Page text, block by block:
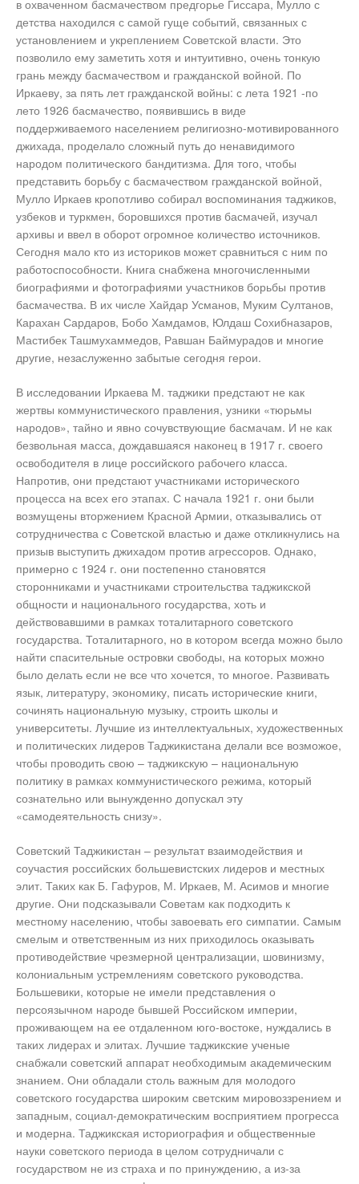
в охваченном басмачеством предгорье Гиссара, Мулло с
детства находился с самой гуще событий, связанных с
установлением и укреплением Советской власти. Это
позволило ему заметить хотя и интуитивно, очень тонкую
грань между басмачеством и гражданской войной. По
Иркаеву, за пять лет гражданской войны: с лета 1921 -по
лето 1926 басмачество, появившись в виде
поддерживаемого населением религиозно-мотивированного
джихада, проделало сложный путь до ненавидимого
народом политического бандитизма. Для того, чтобы
представить борьбу с басмачеством гражданской войной,
Мулло Иркаев кропотливо собирал воспоминания таджиков,
узбеков и туркмен, боровшихся против басмачей, изучал
архивы и ввел в оборот огромное количество источников.
Сегодня мало кто из историков может сравниться с ним по
работоспособности. Книга снабжена многочисленными
биографиями и фотографиями участников борьбы против
басмачества. В их числе Хайдар Усманов, Муким Султанов,
Карахан Сардаров, Бобо Хамдамов, Юлдаш Сохибназаров,
Мастибек Ташмухаммедов, Равшан Баймурадов и многие
другие, незаслуженно забытые сегодня герои.
В исследовании Иркаева М. таджики предстают не как
жертвы коммунистического правления, узники «тюрьмы
народов», тайно и явно сочувствующие басмачам. И не как
безвольная масса, дождавшаяся наконец в 1917 г. своего
освободителя в лице российского рабочего класса.
Напротив, они предстают участниками исторического
процесса на всех его этапах. С начала 1921 г. они были
возмущены вторжением Красной Армии, отказывались от
сотрудничества с Советской властью и даже откликнулись на
призыв выступить джихадом против агрессоров. Однако,
примерно с 1924 г. они постепенно становятся
сторонниками и участниками строительства таджикской
общности и национального государства, хоть и
действовавшими в рамках тоталитарного советского
государства. Тоталитарного, но в котором всегда можно было
найти спасительные островки свободы, на которых можно
было делать если не все что хочется, то многое. Развивать
язык, литературу, экономику, писать исторические книги,
сочинять национальную музыку, строить школы и
университеты. Лучшие из интеллектуальных, художественных
и политических лидеров Таджикистана делали все возможое,
чтобы проводить свою – таджикскую – национальную
политику в рамках коммунистического режима, который
сознательно или вынужденно допускал эту
«самодеятельность снизу».
Советский Таджикистан – результат взаимодействия и
соучастия российских большевистских лидеров и местных
элит. Таких как Б. Гафуров, М. Иркаев, М. Асимов и многие
другие. Они подсказывали Советам как подходить к
местному населению, чтобы завоевать его симпатии. Самым
смелым и ответственным из них приходилось оказывать
противодействие чрезмерной централизации, шовинизму,
колониальным устремлениям советского руководства.
Большевики, которые не имели представления о
персоязычном народе бывшей Российском империи,
проживающем на ее отдаленном юго-востоке, нуждались в
таких лидерах и элитах. Лучшие таджикские ученые
снабжали советский аппарат необходимым академическим
знанием. Они обладали столь важным для молодого
советского государства широким светским мировоззрением и
западным, социал-демократическим восприятием прогресса
и модерна. Таджикская историография и общественные
науки советского периода в целом сотрудничали с
государством не из страха и по принуждению, а из-за